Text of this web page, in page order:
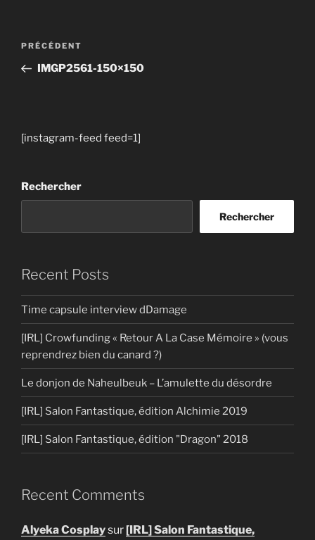
Navigation
l’article
Article
précédent
PRÉCÉDENT
IMGP2561-150×150
[instagram-feed feed=1]
Rechercher
Rechercher
Recent Posts
Time capsule interview dDamage
[IRL] Crowfunding « Retour A La Case Mémoire » (vous
reprendrez bien du canard ?)
Le donjon de Naheulbeuk – L’amulette du désordre
[IRL] Salon Fantastique, édition Alchimie 2019
[IRL] Salon Fantastique, édition "Dragon" 2018
Recent Comments
Alyeka Cosplaysur[IRL] Salon Fantastique,